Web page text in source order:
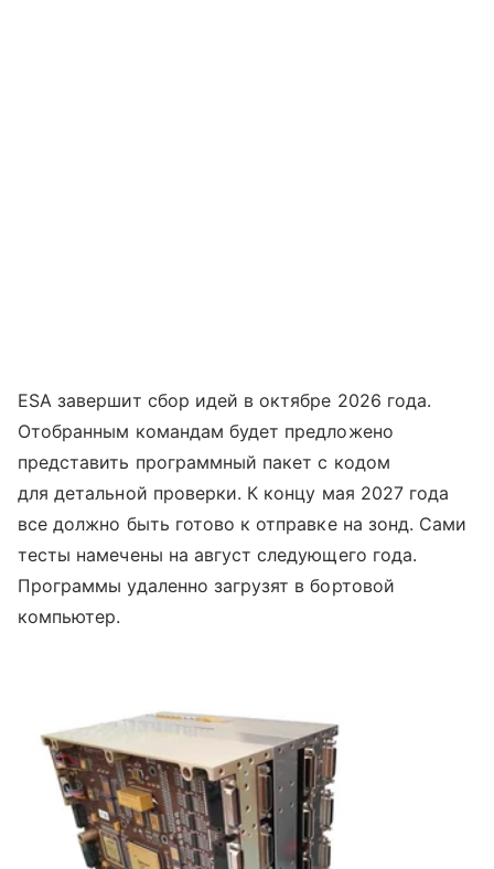
ESA завершит сбор идей в октябре 2026 года.
Отобранным командам будет предложено
представить программный пакет с кодом
для детальной проверки. К концу мая 2027 года
все должно быть готово к отправке на зонд. Сами
тесты намечены на август следующего года.
Программы удаленно загрузят в бортовой
компьютер.